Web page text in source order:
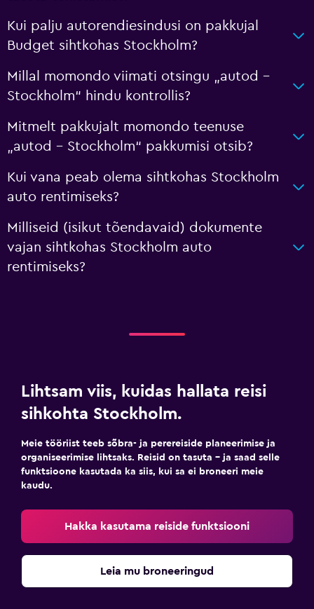
Kui palju autorendiesindusi on pakkujal
Budget sihtkohas Stockholm?
Millal momondo viimati otsingu „autod –
Stockholm“ hindu kontrollis?
Mitmelt pakkujalt momondo teenuse
„autod – Stockholm“ pakkumisi otsib?
Kui vana peab olema sihtkohas Stockholm
auto rentimiseks?
Milliseid (isikut tõendavaid) dokumente
vajan sihtkohas Stockholm auto
rentimiseks?
Lihtsam viis, kuidas hallata reisi
sihkohta Stockholm.
Meie tööriist teeb sõbra- ja perereiside planeerimise ja
organiseerimise lihtsaks. Reisid on tasuta – ja saad selle
funktsioone kasutada ka siis, kui sa ei broneeri meie
kaudu.
Hakka kasutama reiside funktsiooni
Leia mu broneeringud